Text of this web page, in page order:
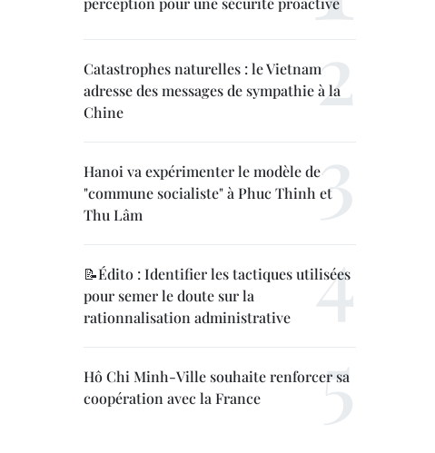
Catastrophes naturelles : le Vietnam
adresse des messages de sympathie à la
Chine
Hanoi va expérimenter le modèle de
"commune socialiste" à Phuc Thinh et
Thu Lâm
📝Édito : Identifier les tactiques utilisées
pour semer le doute sur la
rationnalisation administrative
Hô Chi Minh-Ville souhaite renforcer sa
coopération avec la France